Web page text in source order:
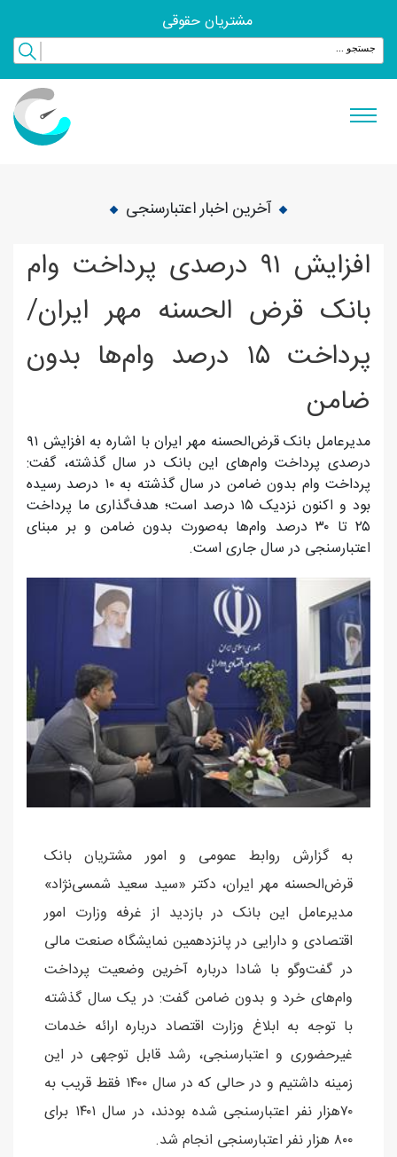
مشتریان حقوقی
آخرین اخبار اعتبارسنجی
افزایش ۹۱ درصدی پرداخت وام
بانک قرض الحسنه مهر ایران/
پرداخت ۱۵ درصد وام‌ها بدون
ضامن
مدیرعامل بانک قرض‌الحسنه مهر ایران با اشاره به افزایش ۹۱
درصدی پرداخت وام‌های این بانک در سال گذشته، گفت:
پرداخت وام بدون ضامن در سال گذشته به ۱۰ درصد رسیده
بود و اکنون نزدیک ۱۵ درصد است؛ هدف‌گذاری ما پرداخت
۲۵ تا ۳۰ درصد وام‌ها به‌صورت بدون ضامن و بر مبنای
اعتبارسنجی در سال جاری است.
به گزارش روابط عمومی و امور مشتریان بانک
قرض‌الحسنه مهر ایران، دکتر «سید سعید شمسی‌‌نژاد»
مدیرعامل این بانک در بازدید از غرفه وزارت امور
اقتصادی و دارایی در پانزدهمین نمایشگاه صنعت مالی
در گفت‌وگو با شادا درباره آخرین وضعیت پرداخت
وام‌های خرد و بدون ضامن گفت: در یک سال گذشته
با توجه به ابلاغ وزارت اقتصاد درباره ارائه خدمات
غیرحضوری و اعتبارسنجی، رشد قابل توجهی در این
زمینه داشتیم و در حالی که در سال ۱۴۰۰ فقط قریب به
۷۰هزار نفر اعتبارسنجی شده بودند، در سال ۱۴۰۱ برای
۸۰۰ هزار نفر اعتبارسنجی انجام شد.